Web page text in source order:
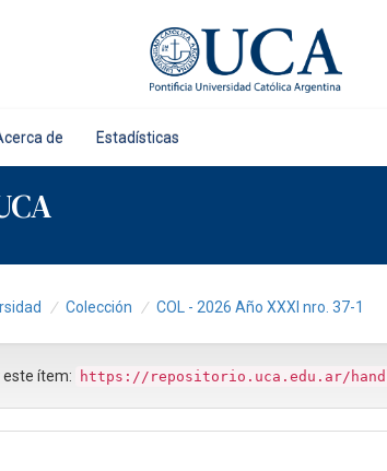
de Estadísticas
Colección COL - 2026 Año XXXI nro. 37-1
este ítem: https://repositorio.uca.edu.ar/